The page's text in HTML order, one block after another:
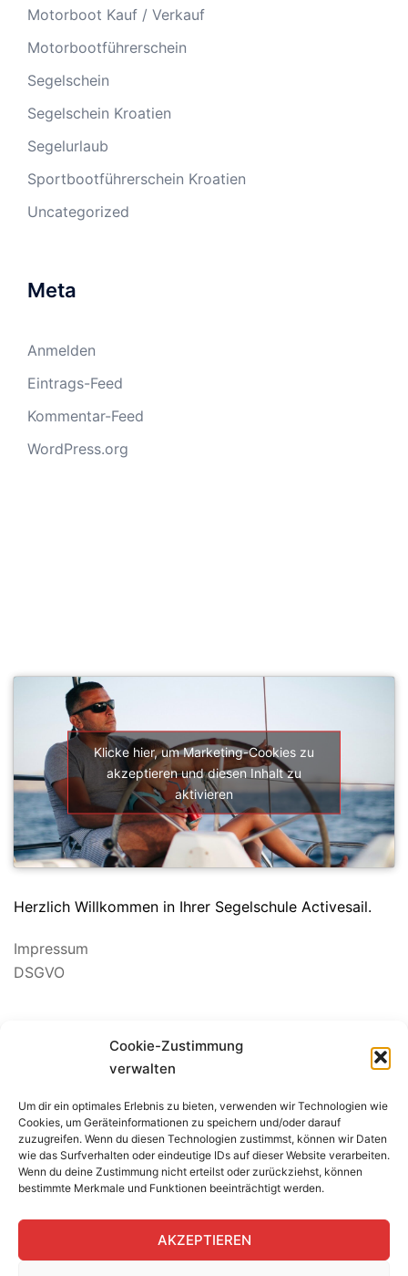
Cookie-Zustimmung
verwalten
Um dir ein optimales Erlebnis zu bieten, verwenden wir Technologien wie
Cookies, um Geräteinformationen zu speichern und/oder darauf
zuzugreifen. Wenn du diesen Technologien zustimmst, können wir Daten
wie das Surfverhalten oder eindeutige IDs auf dieser Website verarbeiten.
Wenn du deine Zustimmung nicht erteilst oder zurückziehst, können
bestimmte Merkmale und Funktionen beeinträchtigt werden.
AKZEPTIEREN
Motorboot Kauf / Verkauf
Motorbootführerschein
Segelschein
Segelschein Kroatien
Segelurlaub
Sportbootführerschein Kroatien
Uncategorized
Meta
Anmelden
Eintrags-Feed
Kommentar-Feed
WordPress.org
Klicke hier, um Marketing-Cookies zu
akzeptieren und diesen Inhalt zu
aktivieren
Herzlich Willkommen in Ihrer Segelschule Activesail.
Impressum
DSGVO
BEWERTUNG SEGELSCHULE